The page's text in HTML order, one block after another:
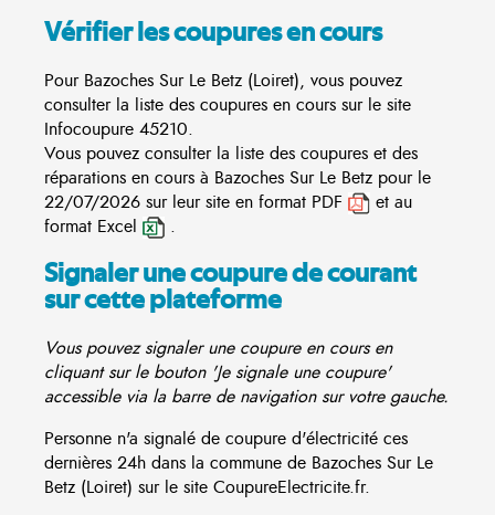
Vérifier les coupures en cours
Pour Bazoches Sur Le Betz (Loiret), vous pouvez
consulter la liste des coupures en cours sur le site
Infocoupure 45210.
Vous pouvez consulter la liste des coupures et des
réparations en cours à Bazoches Sur Le Betz pour le
22/07/2026 sur leur site en format PDF
et au
format Excel
.
Signaler une coupure de courant
sur cette plateforme
Vous pouvez signaler une coupure en cours en
cliquant sur le bouton 'Je signale une coupure'
accessible via la barre de navigation sur votre gauche.
Personne n'a signalé de coupure d'électricité ces
dernières 24h dans la commune de Bazoches Sur Le
Betz (Loiret) sur le site CoupureElectricite.fr.